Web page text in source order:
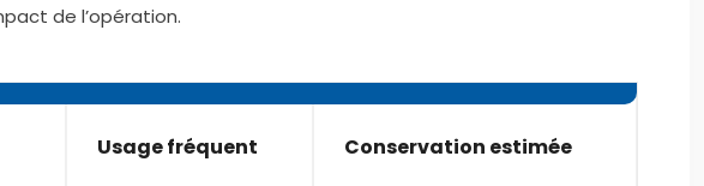
de l’opération.
Usage fréquent Conservation estimée